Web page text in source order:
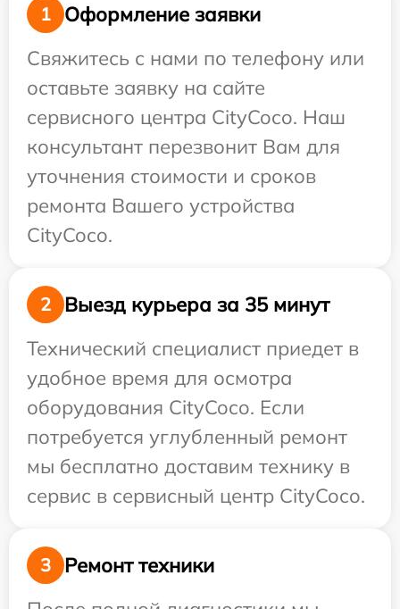
1
Оформление заявки
Свяжитесь с нами по телефону или
оставьте заявку на сайте
сервисного центра CityCoco. Наш
консультант перезвонит Вам для
уточнения стоимости и сроков
ремонта Вашего устройства
CityCoco.
2
Выезд курьера за 35 минут
Технический специалист приедет в
удобное время для осмотра
оборудования CityCoco. Если
потребуется углубленный ремонт
мы бесплатно доставим технику в
сервис в сервисный центр CityCoco.
3
Ремонт техники